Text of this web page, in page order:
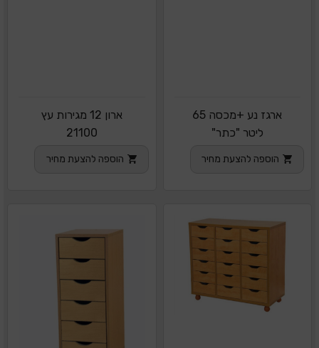
ארגז נע +מכסה 65
ליטר "כתר"
הוספה להצעת מחיר
ארון 12 מגירות עץ
21100
הוספה להצעת מחיר